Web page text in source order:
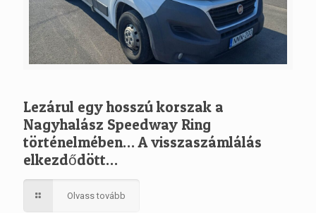
Lezárul egy hosszú korszak a
Nagyhalász Speedway Ring
történelmében… A visszaszámlálás
elkezdődött…
Olvass tovább